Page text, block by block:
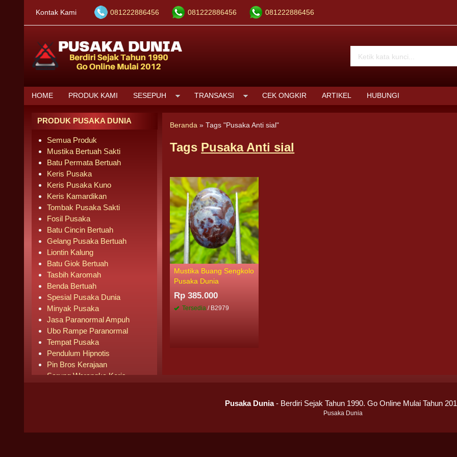
Kontak Kami 081222886456 081222886456 081222886456
HOME PRODUK KAMI SESEPUH TRANSAKSI CEK ONGKIR ARTIKEL HUBUNGI
Beranda »Tags "Pusaka Anti sial"
Tags Pusaka Anti sial
Mustika Buang Sengkolo
Pusaka Dunia
Rp 385.000
Tersedia / B2979
PRODUK PUSAKA DUNIA
Semua Produk
Mustika Bertuah Sakti
Batu Permata Bertuah
Keris Pusaka
Keris Pusaka Kuno
Keris Kamardikan
Tombak Pusaka Sakti
Fosil Pusaka
Batu Cincin Bertuah
Gelang Pusaka Bertuah
Liontin Kalung
Batu Giok Bertuah
Tasbih Karomah
Benda Bertuah
Spesial Pusaka Dunia
Minyak Pusaka
Jasa Paranormal Ampuh
Ubo Rampe Paranormal
Tempat Pusaka
Pendulum Hipnotis
Pin Bros Kerajaan
Sarung Warangka Keris
Pusaka Laris Terjual
Pusaka Dunia- Berdiri Sejak Tahun 1990. Go Online Mulai Tahun
Pusaka Dunia